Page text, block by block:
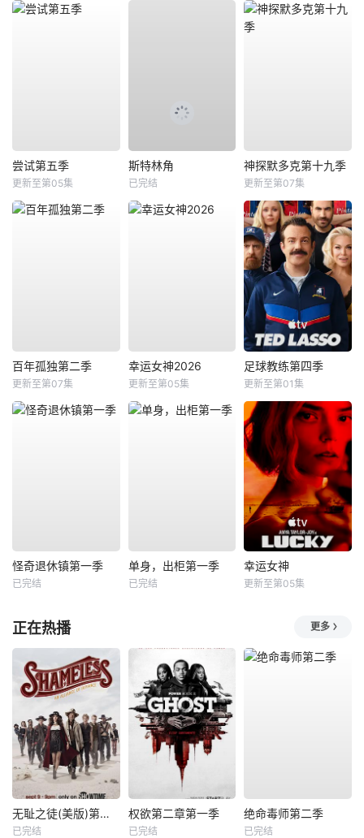
尝试第五季
更新至第05集
斯特林角
已完结
神探默多克第十九季
更新至第07集
百年孤独第二季
更新至第07集
幸运女神2026
更新至第05集
足球教练第四季
更新至第01集
怪奇退休镇第一季
已完结
单身，出柜第一季
已完结
幸运女神
更新至第05集
正在热播 更多
无耻之徒(美版)第九季
已完结
权欲第二章第一季
已完结
绝命毒师第二季
已完结